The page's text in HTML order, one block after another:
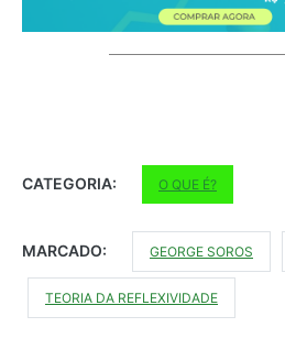
CATEGORIA: O QUE É?
MARCADO: GEORGE SOROS
TEORIA DA REFLEXIVIDADE